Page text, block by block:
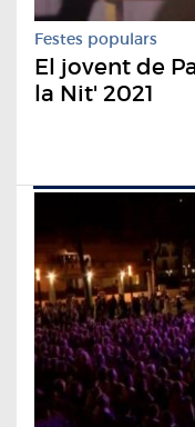
Festes populars
El jovent de
la Nit' 2021